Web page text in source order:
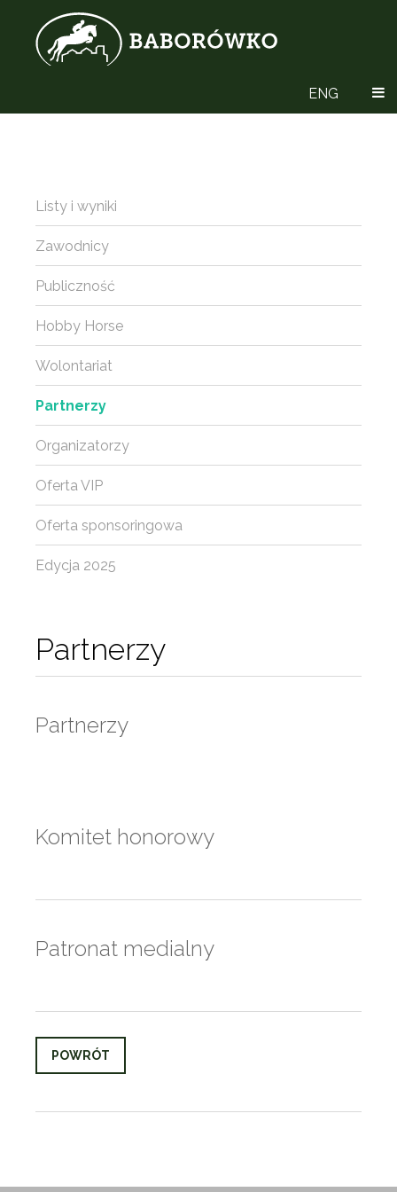
ENG
Partnerzy
Partnerzy
Komitet honorowy
Patronat medialny
POWRÓT
Listy i wyniki
Zawodnicy
Publiczność
Hobby Horse
Wolontariat
Partnerzy
Organizatorzy
Oferta VIP
Oferta sponsoringowa
Edycja 2025